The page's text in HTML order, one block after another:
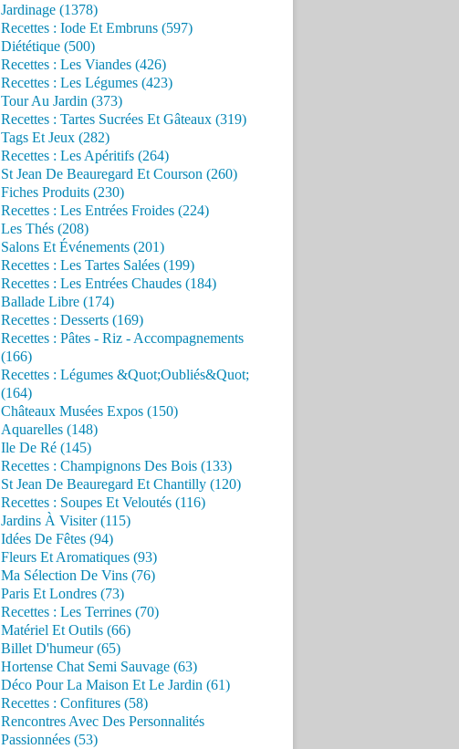
Jardinage (1378)
Recettes : Iode Et Embruns (597)
Diététique (500)
Recettes : Les Viandes (426)
Recettes : Les Légumes (423)
Tour Au Jardin (373)
Recettes : Tartes Sucrées Et Gâteaux (319)
Tags Et Jeux (282)
Recettes : Les Apéritifs (264)
St Jean De Beauregard Et Courson (260)
Fiches Produits (230)
Recettes : Les Entrées Froides (224)
Les Thés (208)
Salons Et Événements (201)
Recettes : Les Tartes Salées (199)
Recettes : Les Entrées Chaudes (184)
Ballade Libre (174)
Recettes : Desserts (169)
Recettes : Pâtes - Riz - Accompagnements
(166)
Recettes : Légumes &Quot;Oubliés&Quot;
(164)
Châteaux Musées Expos (150)
Aquarelles (148)
Ile De Ré (145)
Recettes : Champignons Des Bois (133)
St Jean De Beauregard Et Chantilly (120)
Recettes : Soupes Et Veloutés (116)
Jardins À Visiter (115)
Idées De Fêtes (94)
Fleurs Et Aromatiques (93)
Ma Sélection De Vins (76)
Paris Et Londres (73)
Recettes : Les Terrines (70)
Matériel Et Outils (66)
Billet D'humeur (65)
Hortense Chat Semi Sauvage (63)
Déco Pour La Maison Et Le Jardin (61)
Recettes : Confitures (58)
Rencontres Avec Des Personnalités
Passionnées (53)